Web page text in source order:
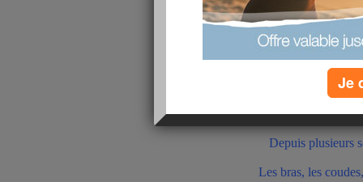
Il faut absolument
Pourquoi tout mon
Depuis plusieurs
Les bras, les
Je